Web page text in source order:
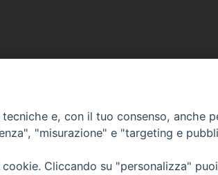
Padova
e, con il tuo consenso, anche
"misurazione" e "targeting e
Cliccando su "personalizza"